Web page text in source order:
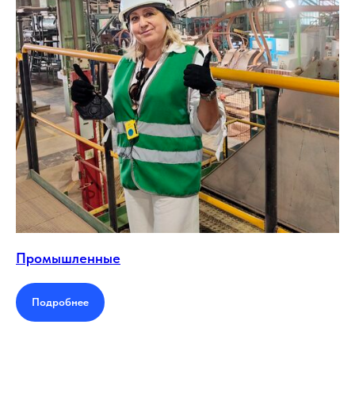
Промышленные
Подробнее